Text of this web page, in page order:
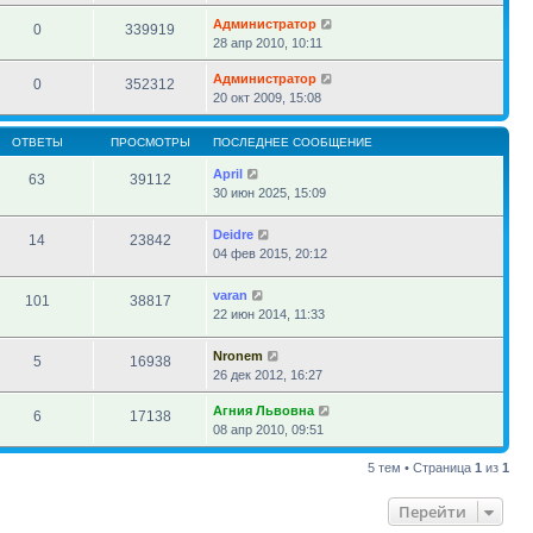
0 339919
Администратор
28 апр 2010, 10:11
0 352312
Администратор
20 окт 2009, 15:08
ОТВЕТЫ ПРОСМОТРЫ ПОСЛЕДНЕЕ СООБЩЕНИЕ
63 39112
April
30 июн 2025, 15:09
14 23842
Deidre
04 фев 2015, 20:12
101 38817
varan
22 июн 2014, 11:33
5 16938
Nronem
26 дек 2012, 16:27
6 17138
Агния Львовна
08 апр 2010, 09:51
5 тем • Страница 1 из 1
Перейти